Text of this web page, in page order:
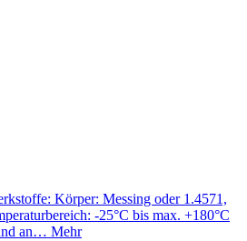
Körper: Messing oder 1.4571,
-25°C bis max. +180°C
an… Mehr